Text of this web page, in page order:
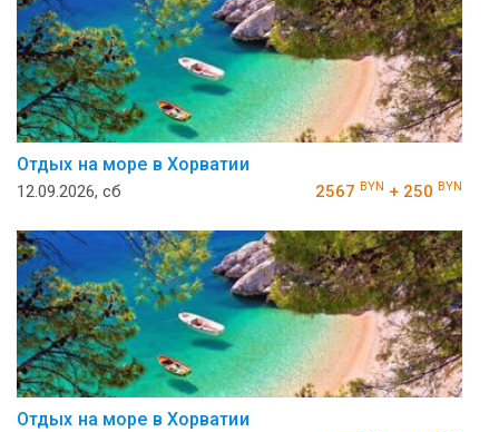
Отдых на море в Хорватии
12.09.2026, сб 2567 BYN + 250 BYN
Отдых на море в Хорватии